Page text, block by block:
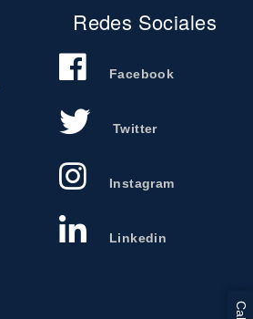
Redes Sociales
Facebook
Twitter
Instagram
Linkedin